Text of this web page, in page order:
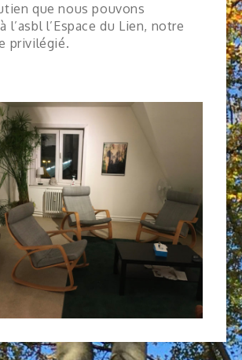
que nous pouvons
l’asbl l’Espace du Lien, notre
privilégié.